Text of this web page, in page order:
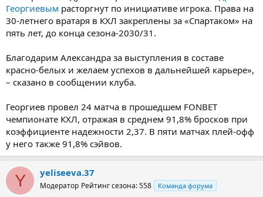
Георгиевым расторгнут по инициативе игрока. Права на
30-летнего вратаря в КХЛ закреплены за «Спартаком» на
пять лет, до конца сезона-2030/31.
Благодарим Александра за выступления в составе
красно-белых и желаем успехов в дальнейшей карьере»,
– сказано в сообщении клуба.
Георгиев провел 24 матча в прошедшем FONBET
чемпионате КХЛ, отражая в среднем 91,8% бросков при
коэффициенте надежности 2,37. В пяти матчах плей-офф
у него также 91,8% сэйвов.
Y yeliseeva.37
Модератор Рейтинг сезона: 558 Команда форума